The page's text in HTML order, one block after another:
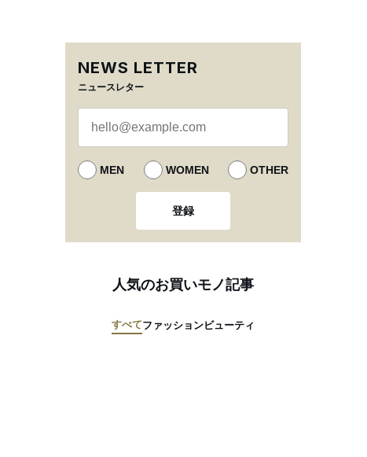
NEWS LETTER
ニュースレター
MEN WOMEN OTHER
登録
人気のお買いモノ記事
すべてファッションビューティ